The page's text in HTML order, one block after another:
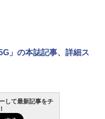
」の本誌記事、詳細ス
して最新記事をチ